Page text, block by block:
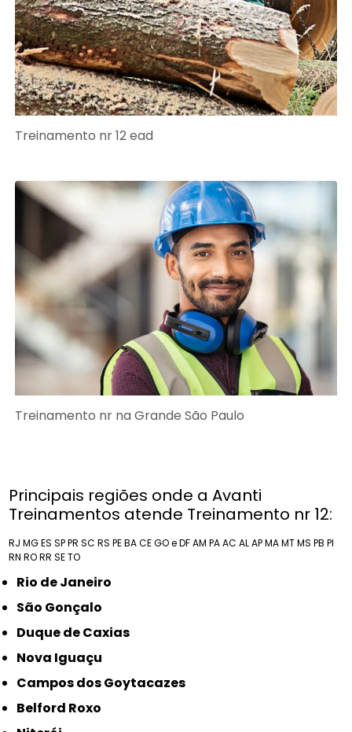
Treinamento nr 12 ead
Treinamento nr na Grande São Paulo
Principais regiões onde a Avanti
Treinamentos atende Treinamento nr 12:
RJ MGES SPPR SC RS PEBACEGO e DFAM PAAC ALAPMAMTMS PB PI
RN RORR SETO
Rio de Janeiro
São Gonçalo
Duque de Caxias
Nova Iguaçu
Campos dos Goytacazes
Belford Roxo